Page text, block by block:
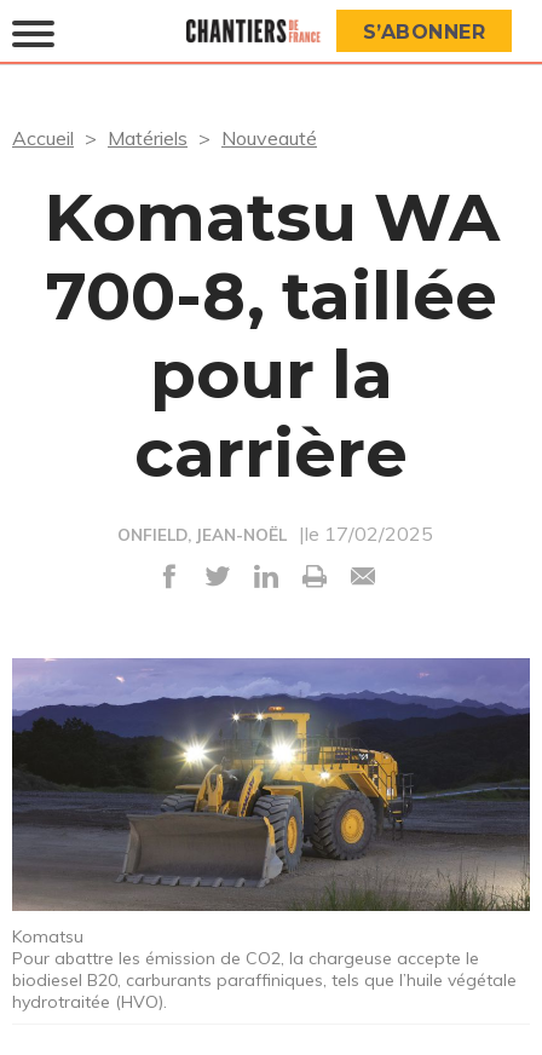
S’ABONNER
Accueil Matériels Nouveauté
Komatsu WA
700-8, taillée
pour la
carrière
ONFIELD, JEAN-NOËL |le 17/02/2025
Komatsu
Pour abattre les émission de CO2, la chargeuse accepte le
biodiesel B20, carburants paraffiniques, tels que l’huile végétale
hydrotraitée (HVO).